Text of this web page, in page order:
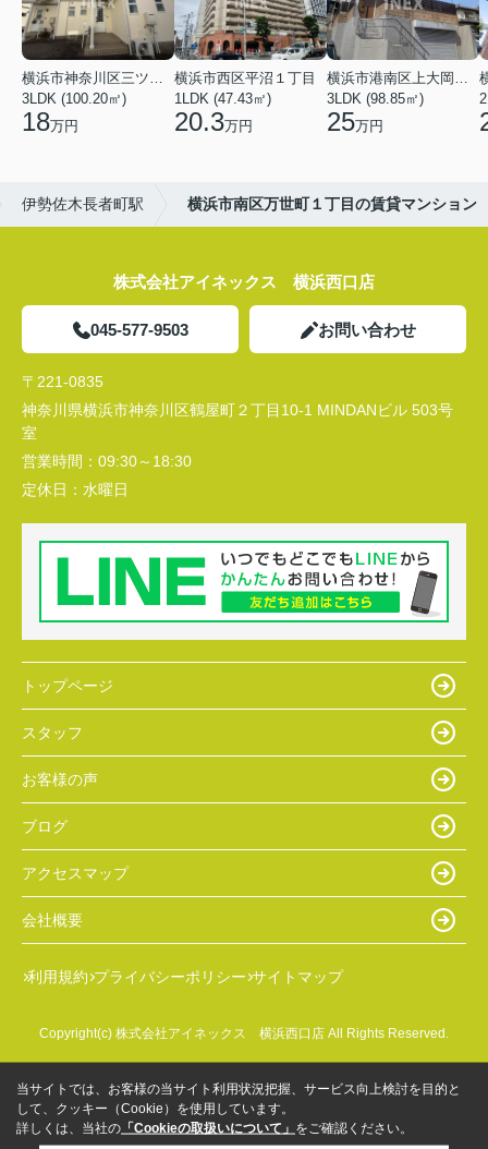
横浜市神奈川区三ツ沢上町
3LDK (100.20㎡)
18万円
横浜市西区平沼１丁目
1LDK (47.43㎡)
20.3万円
横浜市港南区上大岡東２丁目
3LDK (98.85㎡)
25万円
伊勢佐木長者町駅 横浜市南区万世町１丁目の賃貸マンション
株式会社アイネックス 横浜西口店
045-577-9503 お問い合わせ
〒221-0835
神奈川県横浜市神奈川区鶴屋町２丁目10-1 MINDANビル 503号
室
営業時間： 09:30～18:30
定休日： 水曜日
トップページ
スタッフ
お客様の声
ブログ
アクセスマップ
会社概要
利用規約 プライバシーポリシー サイトマップ
Copyright(c) 株式会社アイネックス 横浜西口店 All Rights Reserved.
当サイトでは、お客様の当サイト利用状況把握、サービス向上検討を目的と
して、クッキー（Cookie）を使用しています。
詳しくは、当社の 「Cookieの取扱いについて」 をご確認ください。